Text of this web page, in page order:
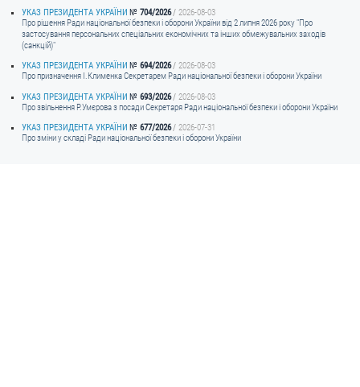
УКАЗ ПРЕЗИДЕНТА УКРАЇНИ
704/2026
2026-08-03
Про рішення Ради національної безпеки і оборони України від 2 липня 2026 року "Про
застосування персональних спеціальних економічних та інших обмежувальних заходів
(санкцій)"
УКАЗ ПРЕЗИДЕНТА УКРАЇНИ
694/2026
2026-08-03
Про призначення I.Клименка Секретарем Ради національної безпеки і оборони України
УКАЗ ПРЕЗИДЕНТА УКРАЇНИ
693/2026
2026-08-03
Про звільнення Р.Умєрова з посади Секретаря Ради національної безпеки і оборони України
УКАЗ ПРЕЗИДЕНТА УКРАЇНИ
677/2026
2026-07-31
Про зміни у складі Ради національної безпеки і оборони України